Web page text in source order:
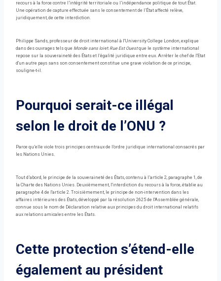
recours à la force contre l’intégrité territoriale ou l’indépendance politique de tout État.
Une opération de capture effectuée sans le consentement de l’État affecté relève,
juridiquement, de cette interdiction.
Philippe Sands, professeur de droit international à l'University College London, explique
dans des ouvrages tels que Monde sans loiet Rue Est Ouestque le système international
repose sur la souveraineté des États et l’égalité juridique entre eux. Arrêter le chef de l'Etat
d'un autre pays sans son consentement constitue une grave violation de ce principe,
souligne-t-il.
Pourquoi serait-ce illégal
selon le droit de l’ONU ?
Parce qu’elle viole trois principes centraux de l’ordre juridique international consacrés par
les Nations Unies.
Tout d’abord, le principe de la souveraineté des États, contenu à l’article 2, paragraphe 1, de
la Charte des Nations Unies. Deuxièmement, l'interdiction du recours à la force, établie au
paragraphe 4 de l'article 2. Troisièmement, le principe de non-intervention dans les
affaires intérieures des États, développé par la résolution 2625 de l'Assemblée générale,
connue sous le nom de Déclaration relative aux principes du droit international relatifs
aux relations amicales entre les États.
Cette protection s’étend-elle
également au président